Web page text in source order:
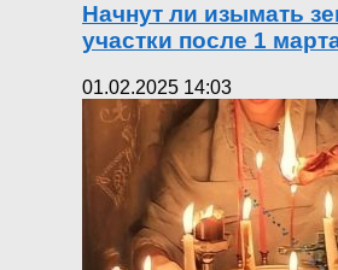
Начнут ли изымать
участки после 1
01.02.2025 14:03